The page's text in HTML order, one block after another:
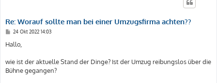
Re: Worauf sollte man bei einer Umzugsfirma achten??
B
i
t
a
g
24 Okt 2022 14:03
Hallo,
wie ist der aktuelle Stand der Dinge? Ist der Umzug reibungslos über die
Bühne gegangen?